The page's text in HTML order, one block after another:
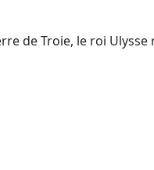
de Troie, le roi